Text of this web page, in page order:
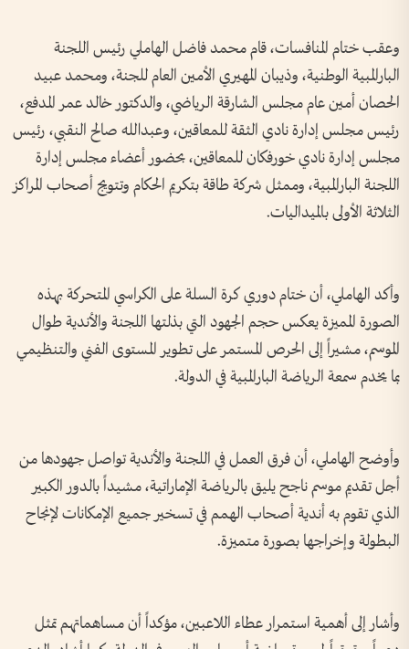
وعقب ختام المنافسات، قام محمد فاضل الهاملي رئيس اللجنة
البارالمبية الوطنية، وذيبان المهيري الأمين العام للجنة، ومحمد عبيد
الحصان أمين عام مجلس الشارقة الرياضي، والدكتور خالد عمر المدفع،
رئيس مجلس إدارة نادي الثقة للمعاقين، وعبدالله صالح النقبي، رئيس
مجلس إدارة نادي خورفكان للمعاقين، بحضور أعضاء مجلس إدارة
اللجنة البارالمبية، وممثل شركة طاقة بتكريم الحكام وتتويج أصحاب المراكز
الثلاثة الأولى بالميداليات.
وأكد الهاملي، أن ختام دوري كرة السلة على الكراسي المتحركة بهذه
الصورة المميزة يعكس حجم الجهود التي بذلتها اللجنة والأندية طوال
الموسم، مشيراً إلى الحرص المستمر على تطوير المستوى الفني والتنظيمي
بما يخدم سمعة الرياضة البارالمبية في الدولة.
وأوضح الهاملي، أن فرق العمل في اللجنة والأندية تواصل جهودها من
أجل تقديم موسم ناجح يليق بالرياضة الإماراتية، مشيداً بالدور الكبير
الذي تقوم به أندية أصحاب الهمم في تسخير جميع الإمكانات لإنجاح
البطولة وإخراجها بصورة متميزة.
وأشار إلى أهمية استمرار عطاء اللاعبين، مؤكداً أن مساهماتهم تمثل